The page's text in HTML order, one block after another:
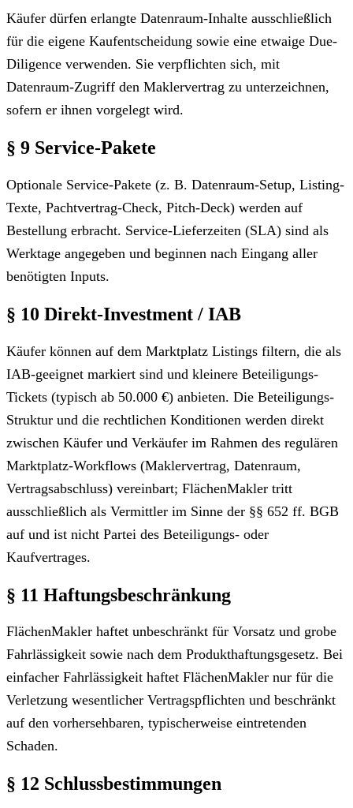
Käufer dürfen erlangte Datenraum-Inhalte ausschließlich
für die eigene Kaufentscheidung sowie eine etwaige Due-
Diligence verwenden. Sie verpflichten sich, mit
Datenraum-Zugriff den Maklervertrag zu unterzeichnen,
sofern er ihnen vorgelegt wird.
§ 9 Service-Pakete
Optionale Service-Pakete (z. B. Datenraum-Setup, Listing-
Texte, Pachtvertrag-Check, Pitch-Deck) werden auf
Bestellung erbracht. Service-Lieferzeiten (SLA) sind als
Werktage angegeben und beginnen nach Eingang aller
benötigten Inputs.
§ 10 Direkt-Investment / IAB
Käufer können auf dem Marktplatz Listings filtern, die als
IAB-geeignet markiert sind und kleinere Beteiligungs-
Tickets (typisch ab 50.000 €) anbieten. Die Beteiligungs-
Struktur und die rechtlichen Konditionen werden direkt
zwischen Käufer und Verkäufer im Rahmen des regulären
Marktplatz-Workflows (Maklervertrag, Datenraum,
Vertragsabschluss) vereinbart; FlächenMakler tritt
ausschließlich als Vermittler im Sinne der §§ 652 ff. BGB
auf und ist nicht Partei des Beteiligungs- oder
Kaufvertrages.
§ 11 Haftungsbeschränkung
FlächenMakler haftet unbeschränkt für Vorsatz und grobe
Fahrlässigkeit sowie nach dem Produkthaftungsgesetz. Bei
einfacher Fahrlässigkeit haftet FlächenMakler nur für die
Verletzung wesentlicher Vertragspflichten und beschränkt
auf den vorhersehbaren, typischerweise eintretenden
Schaden.
§ 12 Schlussbestimmungen